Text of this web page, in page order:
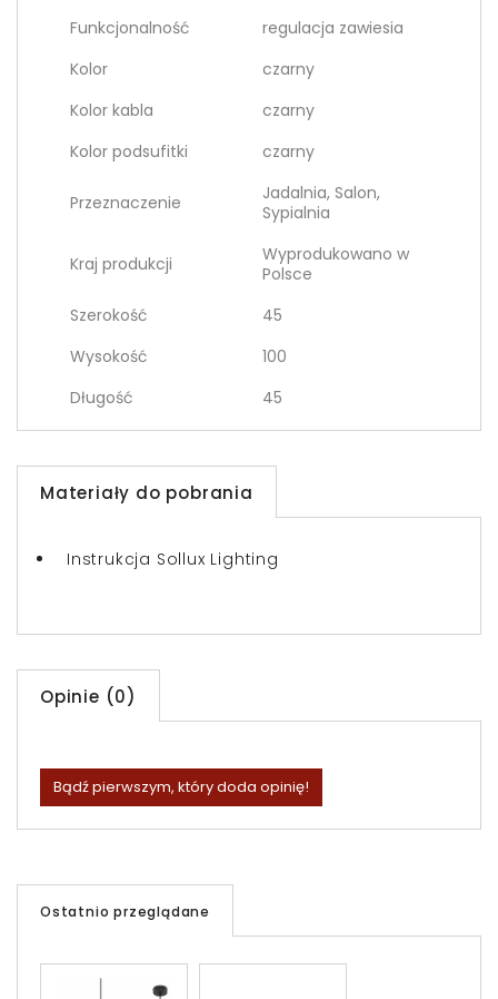
Funkcjonalność
regulacja zawiesia
Kolor
czarny
Kolor kabla
czarny
Kolor podsufitki
czarny
Przeznaczenie
Jadalnia, Salon,
Sypialnia
Kraj produkcji
Wyprodukowano w
Polsce
Szerokość
45
Wysokość
100
Długość
45
Materiały do pobrania
Instrukcja Sollux Lighting
Opinie (0)
Bądź pierwszym, który doda opinię!
Ostatnio przeglądane